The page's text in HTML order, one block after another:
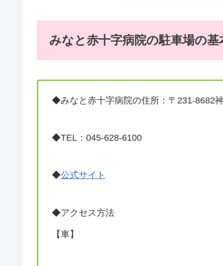
みなと赤十字病院の駐車場の基
◆みなと赤十字病院の住所：〒231-8682
◆TEL：045-628-6100
◆公式サイト
◆アクセス方法
【車】